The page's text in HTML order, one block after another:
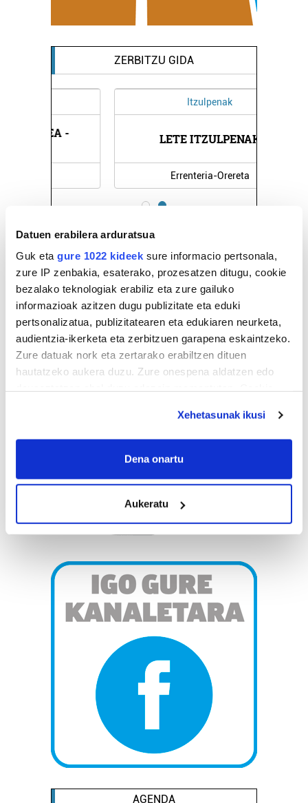
Datuen erabilera arduratsua
Guk eta gure 1022 kideek sure informacio pertsonala,
zure IP zenbakia, esaterako, prozesatzen ditugu, cookie
bezalako teknologiak erabiliz eta zure gailuko
informazioak azitzen dugu publizitate eta eduki
pertsonalizatua, publizitatearen eta edukiaren neurketa,
audientzia-ikerketa eta zerbitzuen garapena eskaintzeko.
Zure datuak nork eta zertarako erabiltzen dituen
hautatzeko aukera duzu. Zure onespena aldatzen edo
If you allow, we would also like to:
Collect information about your geographical
Identify your device by actively scanning it for
specific characteristics (fingerprinting)
Guk eta gure bazkideek zure datu pertsonalak
prozesatzen ditugu, zure IP zenbakia, besteak beste,
teknologia erabiliz, cookieak adibidez, iragarki eta eduki
pertsonalizatuak eskaintzeko, iragarkiak eta edukia
neurtzeko, jendeari buruzko informazioa biltzeko eta
produktuak garatzeko. Zure datuak nork eta zertarako
erabiltzen dituen hauta dezakezu.
Bazkide batzuek ez dizute baimenik eskatzen, eta beren
interes komertzial legitimoetan babesten dira. Ikusi gure
bazkideen zerrenda, beren ustez zein helburutarako
dezakezun ikusteko.
Xehetasunak ikusi
Dena onartu
Aukeratu
ZERBITZU GIDA
LETE ITZULPENAK
Errenteria-Orereta
AGENDA